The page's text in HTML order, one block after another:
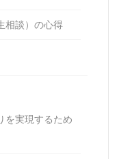
相談）の心得
を実現するため